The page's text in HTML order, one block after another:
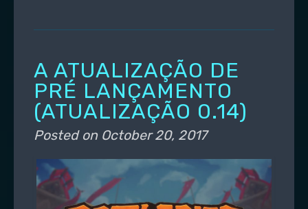
A ATUALIZAÇÃO DE
PRÉ LANÇAMENTO
(ATUALIZAÇÃO 0.14)
Posted on October 20, 2017